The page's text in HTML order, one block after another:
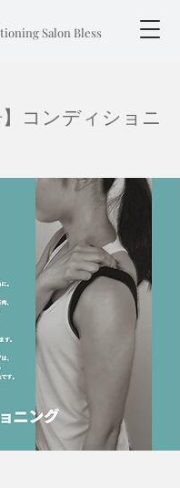
Salon Bless
】コンディショニ